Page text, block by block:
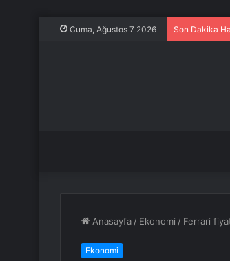
Cuma, Ağustos 7 2026 Son Dakika
Anasayfa / Ekonomi / Ferrari
Ekonomi